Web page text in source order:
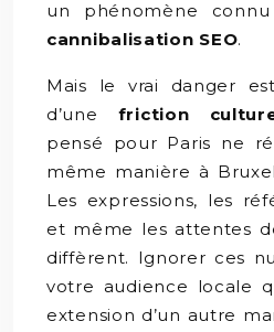
un phénomène
cannibalisation SEO.
Mais le vrai danger
d’une friction
pensé pour Paris ne
même manière à
Les expressions, les
et même les attentes
diffèrent. Ignorer ces
votre audience locale
extension d’un autre